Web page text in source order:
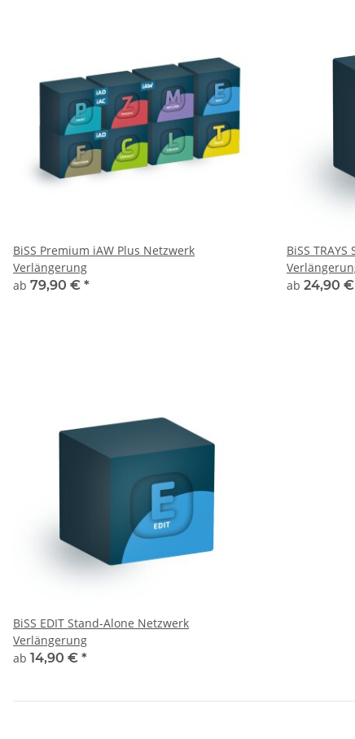
BiSS Premium iAW Plus Netzwerk
Verlängerung
ab 79,90 € *
BiSS
ab 24,90 €
BiSS EDIT Stand-Alone Netzwerk
Verlängerung
ab 14,90 € *